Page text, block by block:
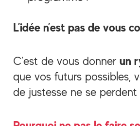
L’idée n’est pas de vous
C’est de vous donner un
que vos futurs possibles,
de justesse ne se